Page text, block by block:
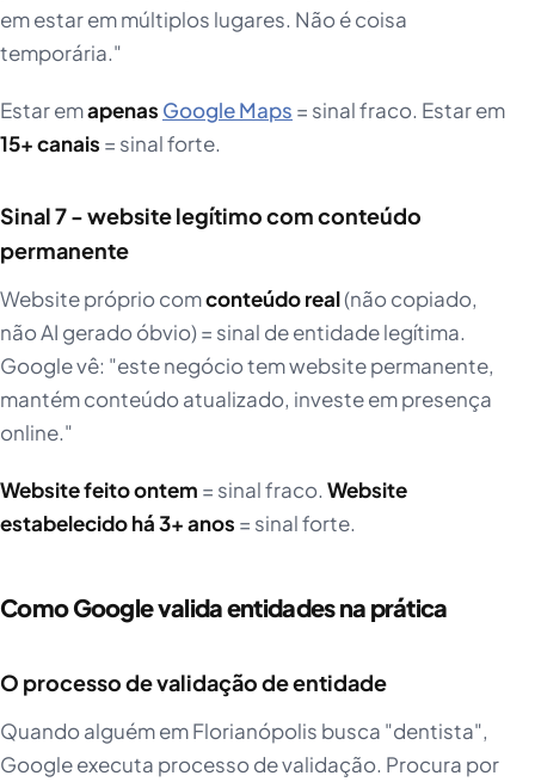
em estar em múltiplos lugares. Não é coisa
temporária."
Estar emapenas Google Maps = sinal fraco. Estar em
15+ canais = sinal forte.
Sinal 7 - website legítimo com conteúdo
permanente
Website próprio comconteúdo real(não copiado,
não AI gerado óbvio) = sinal de entidade legítima.
Google vê: "este negócio tem website permanente,
mantém conteúdo atualizado, investe em presença
online."
Website feito ontem = sinal fraco. Website
estabelecido há 3+ anos = sinal forte.
Como Google valida entidades na prática
O processo de validação de entidade
Quando alguém em Florianópolis busca "dentista",
Google executa processo de validação. Procura por